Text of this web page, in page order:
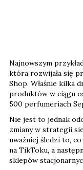
Najnowszym
która rozwijała się
Shop. Właśnie kilka
produktów w ciągu
500 perfumeriach
Nie jest to jednak
zmiany w strategii
uważniej śledzi to,
na TikToku, a
sklepów